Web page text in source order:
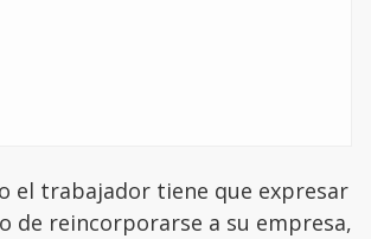
el trabajador tiene que expresar
de reincorporarse a su empresa,